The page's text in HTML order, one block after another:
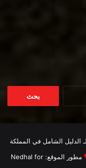
الدليل الشامل في المملكة
مطور الموقع:Nedhal for